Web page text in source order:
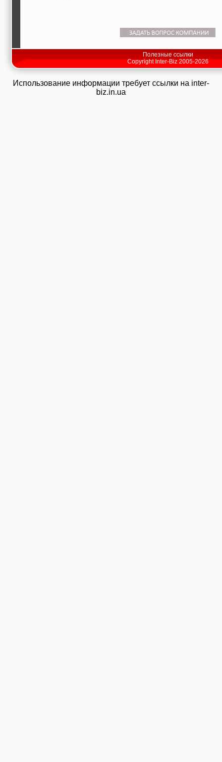
Полезные ссылки
Copyright Inter-Biz 2005-2026
Использование информации требует ссылки на inter-
biz.in.ua